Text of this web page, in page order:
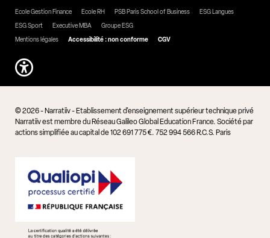
Ecole Gestion Finance Ecole RH PSB Paris School of Business
ESG Langues
ESG Sport
Executive MBA
Groupe ESG
Mentions légales
Accessibilité : non conforme CGV
© 2026 - Narratiiv - Etablissement d'enseignement supérieur technique privé
Narratiiv est membre du Réseau Galileo Global Education France. Société par
actions simplifiée au capital de 102 691 775 €. 752 994 566 R.C.S. Paris